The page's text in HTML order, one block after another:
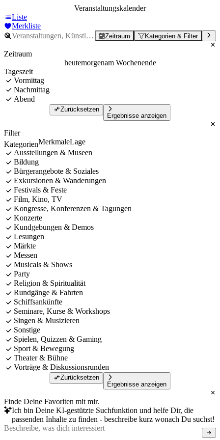
Veranstaltungskalender
Liste
Merkliste
Zeitraum Kategorien & Filter
Zeitraum
heutemorgenam Wochenende
Tageszeit
Vormittag
Nachmittag
Abend
Zurücksetzen
Ergebnisse anzeigen
Filter
KategorienMerkmaleLage
Ausstellungen & Museen
Bildung
Bürgerangebote & Soziales
Exkursionen & Wanderungen
Festivals & Feste
Film, Kino, TV
Kongresse, Konferenzen & Tagungen
Konzerte
Kundgebungen & Demos
Lesungen
Märkte
Messen
Musicals & Shows
Party
Religion & Spiritualität
Rundgänge & Fahrten
Schiffsankünfte
Seminare, Kurse & Workshops
Singen & Musizieren
Sonstige
Spielen, Quizzen & Gaming
Sport & Bewegung
Theater & Bühne
Vorträge & Diskussionsrunden
Zurücksetzen
Ergebnisse anzeigen
Finde Deine Favoriten mit mir.
Ich bin Deine KI-gestützte Suchfunktion und helfe Dir, die
passenden Inhalte zu finden - beschreibe kurz wonach Du suchst!